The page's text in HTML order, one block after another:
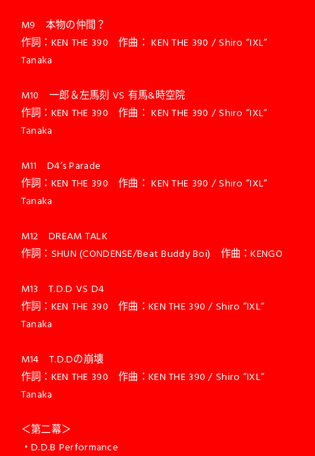
M9 本物の仲間？
作詞：KEN THE 390 作曲： KEN THE 390 / Shiro ”IXL”
Tanaka
M10 一郎＆左馬刻 VS 有馬&時空院
作詞：KEN THE 390 作曲： KEN THE 390 / Shiro ”IXL”
Tanaka
M11 D4’s Parade
作詞：KEN THE 390 作曲： KEN THE 390 / Shiro ”IXL”
Tanaka
M12 DREAM TALK
作詞：SHUN (CONDENSE/Beat Buddy Boi) 作曲：KENGO
M13 T.D.D VS D4
作詞：KEN THE 390 作曲：KEN THE 390 / Shiro ”IXL”
Tanaka
M14 T.D.Dの崩壊
作詞：KEN THE 390 作曲：KEN THE 390 / Shiro ”IXL”
Tanaka
＜第二幕＞
・D.D.B Performance